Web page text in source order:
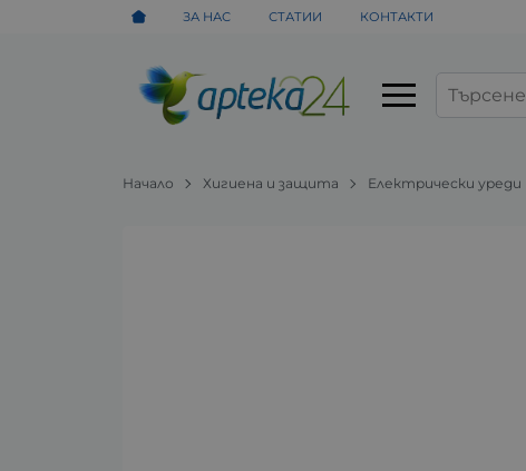
ЗА НАС СТАТИИ КОНТАКТИ
Начало Хигиена и защита Електрически уреди